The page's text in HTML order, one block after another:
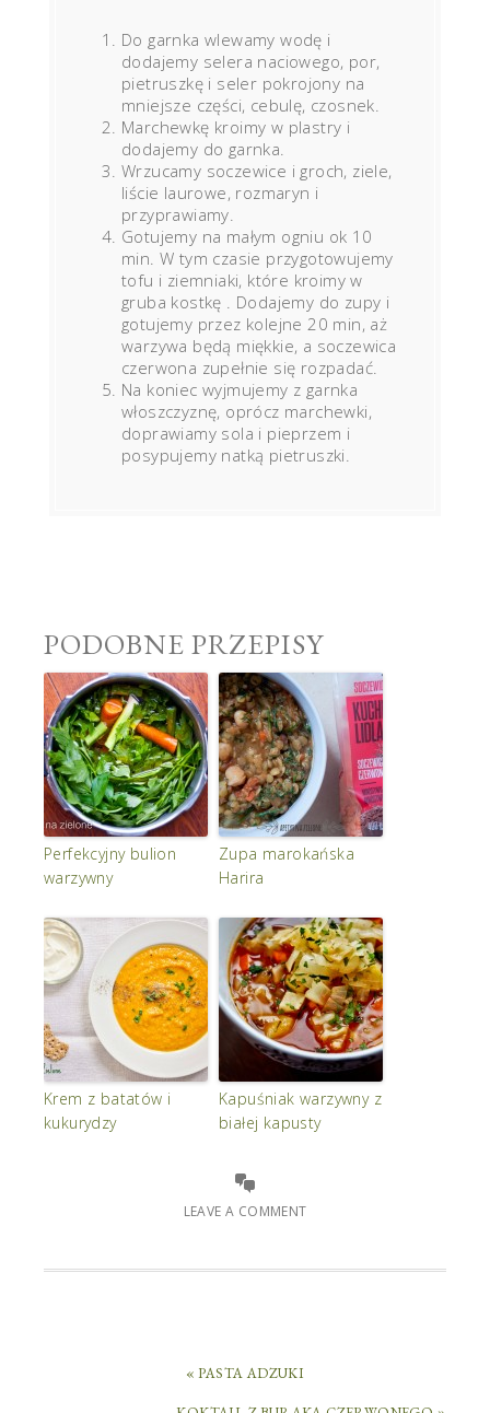
Do garnka wlewamy wodę i
dodajemy selera naciowego, por,
pietruszkę i seler pokrojony na
mniejsze części, cebulę, czosnek.
Marchewkę kroimy w plastry i
dodajemy do garnka.
Wrzucamy soczewice i groch, ziele,
liście laurowe, rozmaryn i
przyprawiamy.
Gotujemy na małym ogniu ok 10
min. W tym czasie przygotowujemy
tofu i ziemniaki, które kroimy w
gruba kostkę . Dodajemy do zupy i
gotujemy przez kolejne 20 min, aż
warzywa będą miękkie, a soczewica
czerwona zupełnie się rozpadać.
Na koniec wyjmujemy z garnka
włoszczyznę, oprócz marchewki,
doprawiamy sola i pieprzem i
posypujemy natką pietruszki.
PODOBNE PRZEPISY
Perfekcyjny bulion
warzywny
Zupa marokańska
Harira
Krem z batatów i
kukurydzy
Kapuśniak warzywny z
białej kapusty
LEAVE A COMMENT
« PASTA ADZUKI